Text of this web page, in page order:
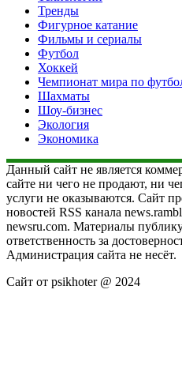
Тренды
Фигурное катание
Фильмы и сериалы
Футбол
Хоккей
Чемпионат мира по
Шахматы
Шоу-бизнес
Экология
Экономика
Данный сайт не является
сайте ни чего не продают, ни
услуги не оказываются. Сайт
новостей RSS канала
newsru.com. Материалы
ответственность за
Администрация сайта не несёт.
Сайт от psikhoter @ 2024